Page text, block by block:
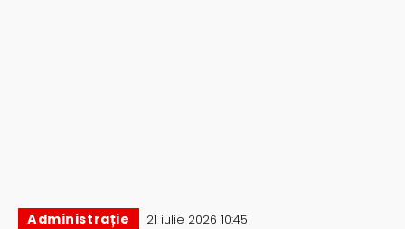
Administrație 21 iulie 2026 10:45